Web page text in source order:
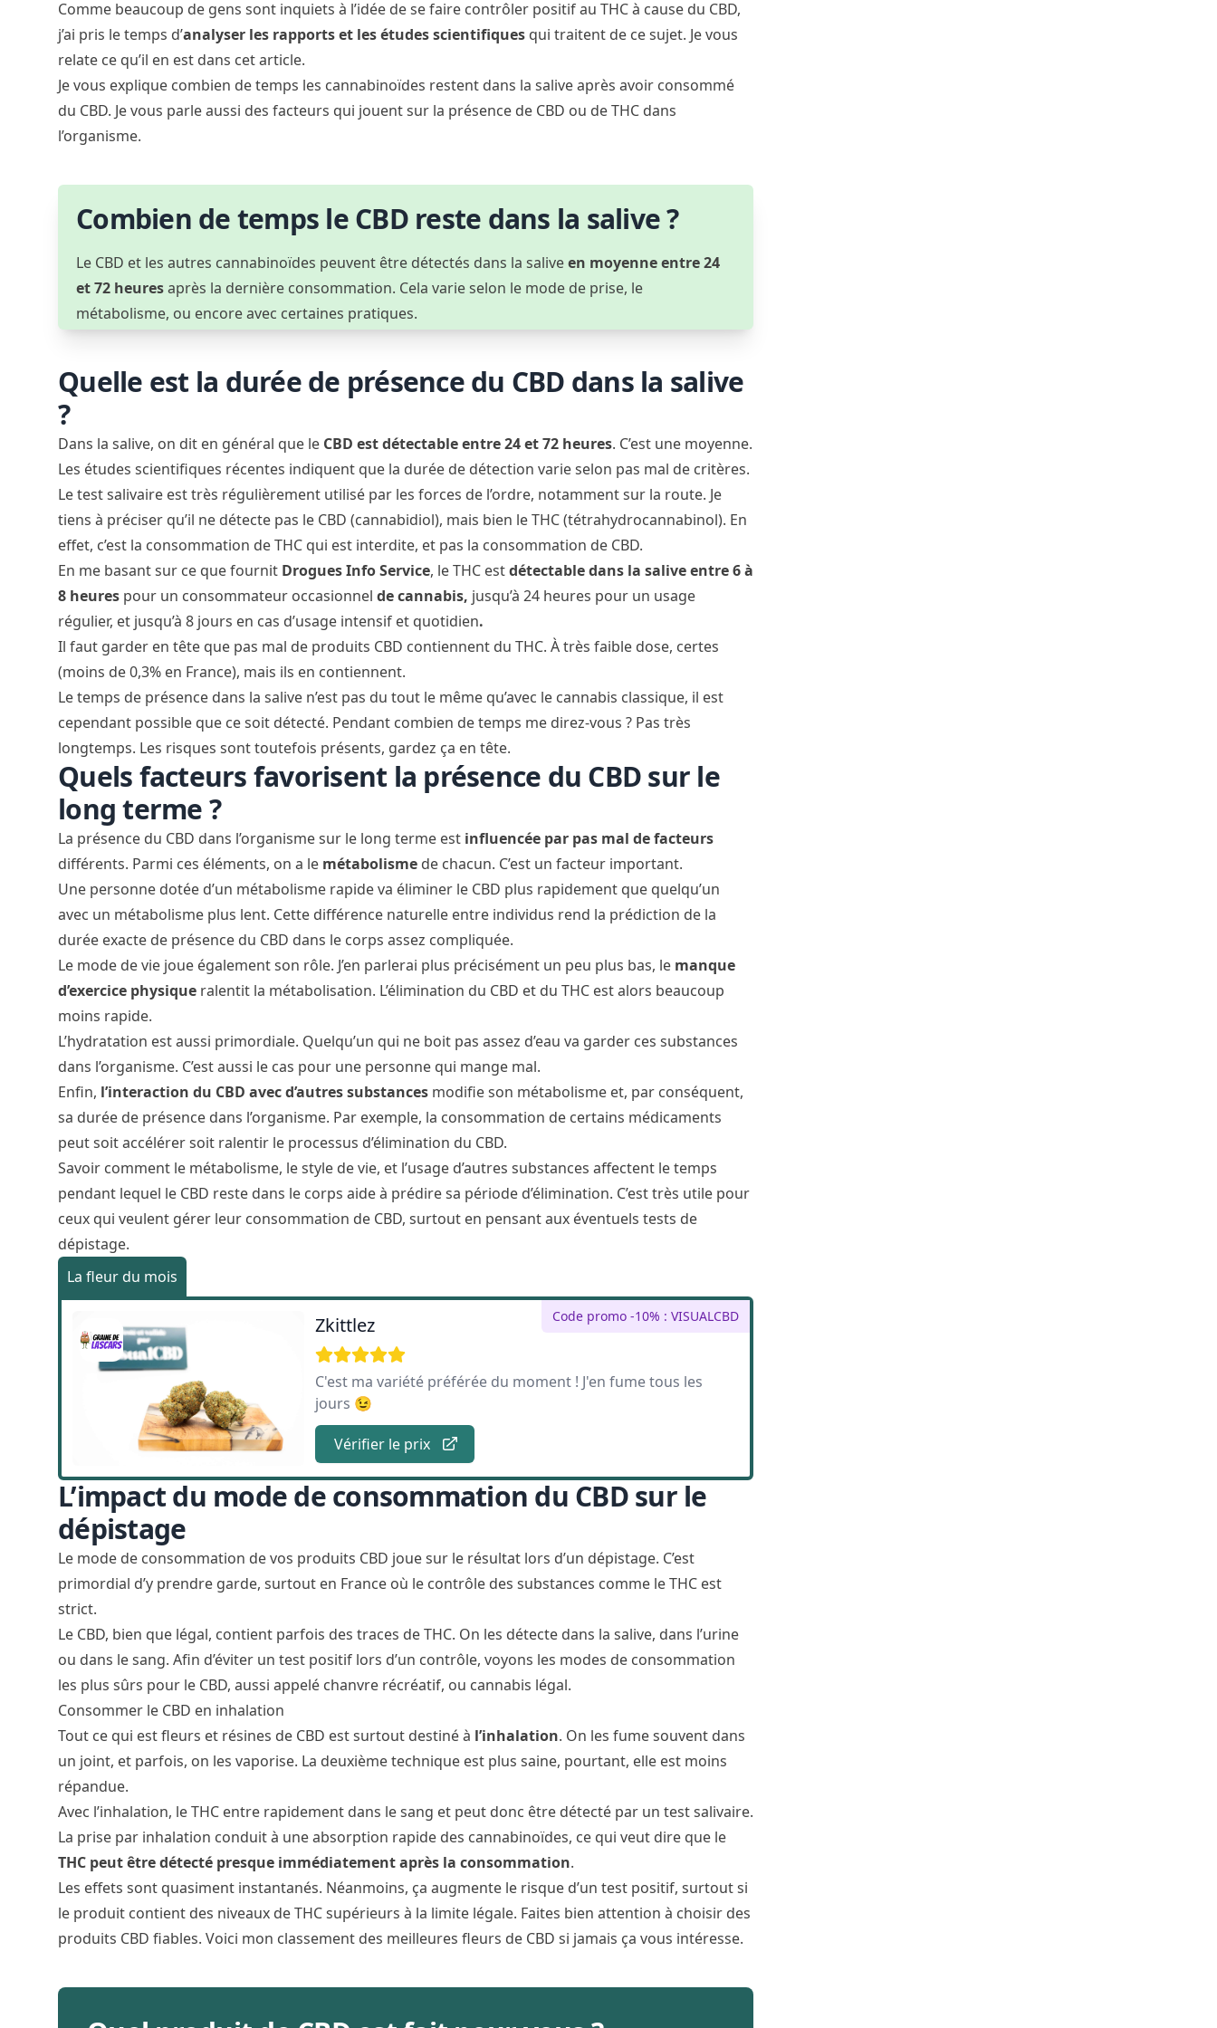
Comme beaucoup de gens sont inquiets à l’idée de se faire contrôler positif au THC à cause du CBD,
j’ai pris le temps d’analyser les rapports et les études scientifiques qui traitent de ce sujet. Je vous
relate ce qu’il en est dans cet article.
Je vous explique combien de temps les cannabinoïdes restent dans la salive après avoir consommé
du CBD. Je vous parle aussi des facteurs qui jouent sur la présence de CBD ou de THC dans
l’organisme.
Combien de temps le CBD reste dans la salive ?
Le CBD et les autres cannabinoïdes peuvent être détectés dans la saliveen moyenne entre 24
et 72 heuresaprès la dernière consommation. Cela varie selon le mode de prise, le
métabolisme, ou encore avec certaines pratiques.
Quelle est la durée de présence du CBD dans la salive
?
Dans la salive, on dit en général que le CBD est détectable entre 24 et 72 heures. C’est une moyenne.
Les études scientifiques récentes indiquent que la durée de détection varie selon pas mal de critères.
Le test salivaire est très régulièrement utilisé par les forces de l’ordre, notamment sur la route. Je
tiens à préciser qu’il ne détecte pas le CBD (cannabidiol), mais bien le THC (tétrahydrocannabinol). En
effet, c’est la consommation de THC qui est interdite, et pas la consommation de CBD.
En me basant sur ce que fournit Drogues Info Service, leTHC estdétectable dans la salive entre 6 à
8 heures pour un consommateur occasionnel de cannabis, jusqu’à 24 heures pour un usage
régulier, et jusqu’à 8 jours en cas d’usage intensif et quotidien.
Il faut garder en tête que pas mal de produits CBD contiennent du THC. À très faible dose, certes
(moins de 0,3% en France), mais ils en contiennent.
Le temps de présence dans la salive n’est pas du tout le même qu’avec le cannabis classique, il est
cependant possible que ce soit détecté. Pendant combien de temps me direz-vous ? Pas très
longtemps. Les risques sont toutefois présents, gardez ça en tête.
Quels facteurs favorisent la présence du CBD sur le
long terme ?
La présence du CBD dans l’organismesur le long terme est influencée par pas mal de facteurs
différents. Parmi ces éléments, on a le métabolisme de chacun. C’est un facteur important.
Une personne dotée d’un métabolisme rapide va éliminer le CBD plus rapidement que quelqu’un
avec un métabolisme plus lent. Cette différence naturelle entre individus rend la prédiction de la
durée exacte de présence du CBD dans le corps assez compliquée.
Le mode de vie joue également son rôle. J’en parlerai plus précisément un peu plus bas, le manque
d’exercice physique ralentit la métabolisation. L’élimination du CBD et du THC est alors beaucoup
moins rapide.
L’hydratation est aussi primordiale. Quelqu’un qui ne boit pas assez d’eau va garder ces substances
dans l’organisme. C’est aussi le cas pour une personne qui mange mal.
Enfin, l’interaction du CBD avec d’autres substances modifie son métabolisme et, par conséquent,
sa durée de présence dans l’organisme. Par exemple, la consommation de certains médicaments
peut soit accélérer soit ralentir le processus d’élimination du CBD.
Savoir comment le métabolisme, le style de vie, et l’usage d’autres substances affectent le temps
pendant lequel le CBD reste dans le corps aide à prédire sa période d’élimination. C’est très utile pour
ceux qui veulent gérer leur consommation de CBD, surtout en pensant aux éventuels tests de
dépistage.
La fleur du mois
Code promo -10% : VISUALCBD
Zkittlez
C'est ma variété préférée du moment ! J'en fume tous les
jours 😉
Vérifier le prix
L’impact du mode de consommation du CBD sur le
dépistage
Le mode de consommation de vos produits CBD joue sur le résultat lors d’un dépistage. C’est
primordial d’y prendre garde, surtout en France où le contrôle des substances comme le THC est
strict.
Le CBD, bien que légal, contient parfois des traces de THC. On les détecte dans la salive, dans l’urine
ou dans lesang. Afin d’éviter un test positif lors d’un contrôle, voyons les modes de consommation
les plus sûrs pour le CBD, aussi appelé chanvre récréatif, ou cannabis légal.
Consommer le CBD en inhalation
Tout ce qui est fleurs et résines de CBD est surtout destiné à l’inhalation. On les fume souvent dans
un joint, et parfois, on les vaporise. La deuxième technique est plus saine, pourtant, elle est moins
répandue.
Avec l’inhalation, le THC entre rapidement dans le sang et peut donc être détecté par un test salivaire.
La prise par inhalation conduit à une absorption rapide des cannabinoïdes, ce qui veut dire que le
THC peut être détecté presque immédiatement après la consommation.
Les effets sont quasiment instantanés. Néanmoins, ça augmente le risque d’un test positif, surtout si
le produit contient des niveaux de THC supérieurs à la limite légale. Faites bien attention à choisir des
produits CBD fiables. Voici mon classement des meilleures fleurs de CBD si jamais ça vous intéresse.